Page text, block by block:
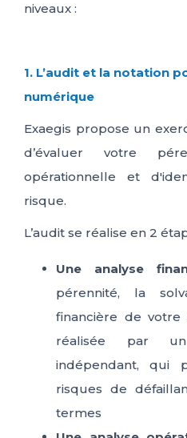
niveaux :
1. L’audit et la notation
numérique
Exaegis propose un
d’évaluer votre
opérationnelle et
risque.
L’audit se réalise en 2
Une analyse
pérennité, la
financière de votre
réalisée par un
indépendant, qui
risques de
termes